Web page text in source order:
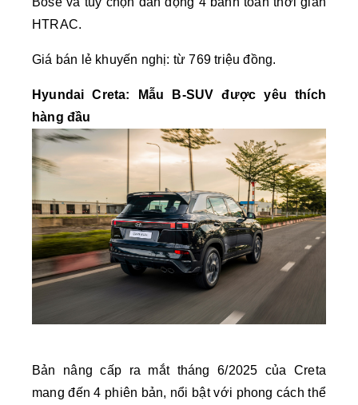
HTRAC.
Giá bán lẻ khuyến nghị: từ 769 triệu đồng.
Hyundai Creta: Mẫu B-SUV được yêu thích
hàng đầu
Bản nâng cấp ra mắt tháng 6/2025 của Creta
mang đến 4 phiên bản, nổi bật với phong cách thể